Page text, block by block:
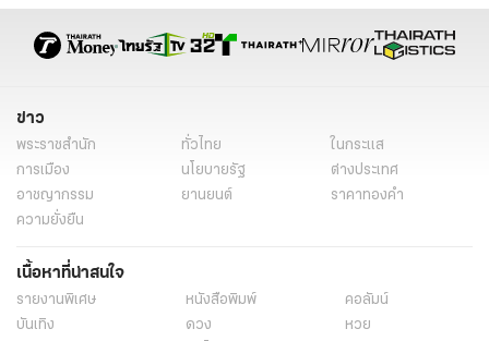
ข่าว
พระราชสำนัก ทั่วไทย
ในกระแส
การเมือง
นโยบายรัฐ
ต่างประเทศ
อาชญากรรม
ยานยนต์
ราคาทองคำ
ความยั่งยืน
เนื้อหาที่น่าสนใจ
รายงานพิเศษ หนังสือพิมพ์
คอลัมน์
บันเทิง
ดวง
หวย